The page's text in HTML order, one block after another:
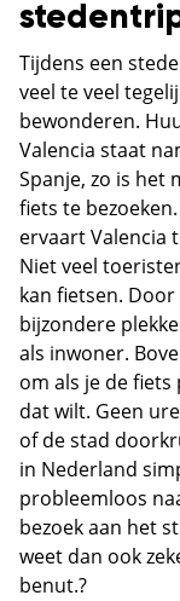
Tijdens een
veel te veel
bewonderen.
Valencia staat
Spanje, zo is het
fiets te
ervaart Valencia
Niet veel
kan fietsen.
bijzondere
als inwoner.
om als je de fiets
dat wilt. Geen
of de stad
in Nederland
probleemloos
bezoek aan het
weet dan ook
benut.?